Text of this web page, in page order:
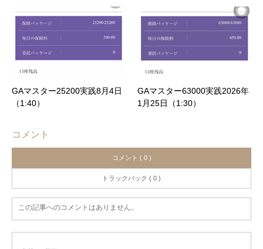
GAマスター25200実践8月4日
（1:40）
GAマスター63000実践2026年
1月25日（1:30）
コメント
コメント ( 0 )
トラックバック ( 0 )
この記事へのコメントはありません。